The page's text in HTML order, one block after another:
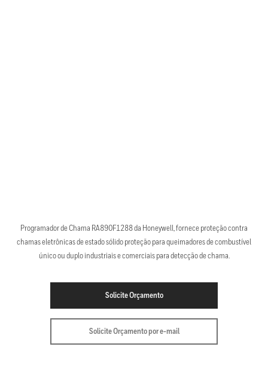
Programador de Chama RA890F1288 da Honeywell, fornece proteção contra
chamas eletrônicas de estado sólido proteção para queimadores de combustível
único ou duplo industriais e comerciais para detecção de chama.
Solicite Orçamento
Solicite Orçamento por e-mail